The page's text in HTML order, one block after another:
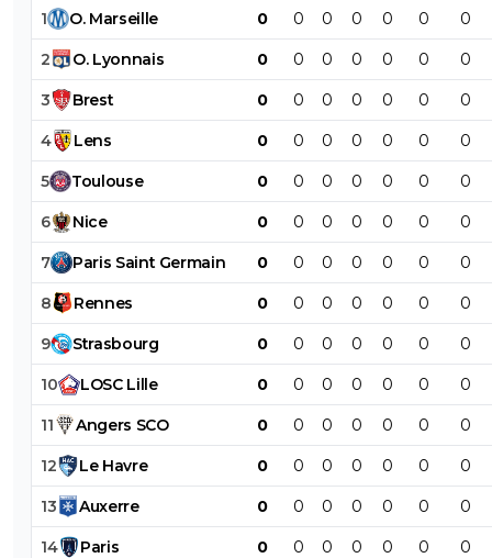
1 O. Marseille 0 0 0 0 0 0 0
2 O. Lyonnais 0 0 0 0 0 0 0
3 Brest 0 0 0 0 0 0 0
4 Lens 0 0 0 0 0 0 0
5 Toulouse 0 0 0 0 0 0 0
6 Nice 0 0 0 0 0 0 0
7 Paris Saint Germain 0 0 0 0 0 0 0
8 Rennes 0 0 0 0 0 0 0
9 Strasbourg 0 0 0 0 0 0 0
10 LOSC Lille 0 0 0 0 0 0 0
11 Angers SCO 0 0 0 0 0 0 0
12 Le Havre 0 0 0 0 0 0 0
13 Auxerre 0 0 0 0 0 0 0
14 Paris 0 0 0 0 0 0 0